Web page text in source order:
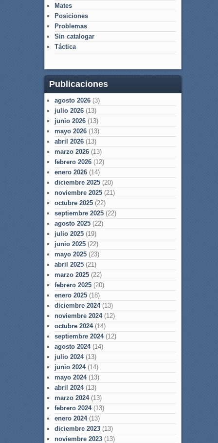
Mates
Posiciones
Problemas
Sin catalogar
Táctica
Publicaciones
agosto 2026(3)
julio 2026(13)
junio 2026(13)
mayo 2026(13)
abril 2026(13)
marzo 2026(13)
febrero 2026(12)
enero 2026(14)
diciembre 2025(20)
noviembre 2025(21)
octubre 2025(22)
septiembre 2025(22)
agosto 2025(22)
julio 2025(19)
junio 2025(22)
mayo 2025(23)
abril 2025(21)
marzo 2025(22)
febrero 2025(20)
enero 2025(18)
diciembre 2024(13)
noviembre 2024(12)
octubre 2024(14)
septiembre 2024(12)
agosto 2024(14)
julio 2024(13)
junio 2024(14)
mayo 2024(13)
abril 2024(13)
marzo 2024(13)
febrero 2024(13)
enero 2024(13)
diciembre 2023(13)
noviembre 2023(13)